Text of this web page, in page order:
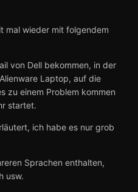
mal wieder mit folgendem
von Dell bekommen, in der
Laptop, auf die
zu einem Problem kommen
startet.
ich habe es nur grob
Sprachen enthalten,
usw.